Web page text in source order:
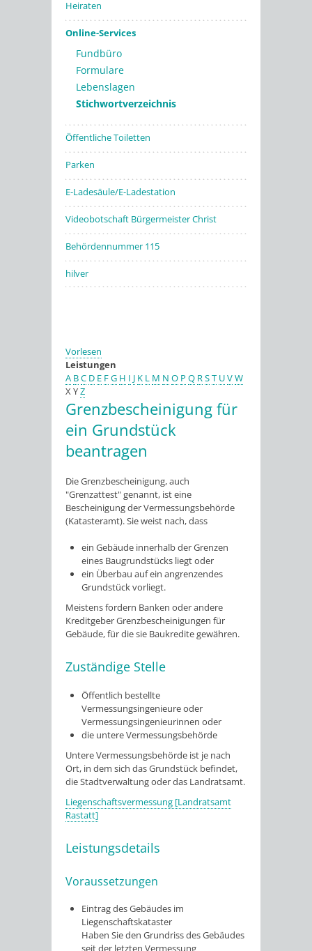
Heiraten
Online-Services
Fundbüro
Formulare
Lebenslagen
Stichwortverzeichnis
Öffentliche Toiletten
Parken
E-Ladesäule/E-Ladestation
Videobotschaft Bürgermeister Christ
Behördennummer 115
hilver
Vorlesen
Leistungen
A BC D E FG H I J K L M N O P Q RST UVW
XYZ
Grenzbescheinigung für
ein Grundstück
beantragen
Die Grenzbescheinigung, auch
"Grenzattest" genannt, ist eine
Bescheinigung der Vermessungsbehörde
(Katasteramt). Sie weist nach, dass
ein Gebäude innerhalb der Grenzen
eines Baugrundstücks liegt oder
ein Überbau auf ein angrenzendes
Grundstück vorliegt.
Meistens fordern Banken oder andere
Kreditgeber Grenzbescheinigungen für
Gebäude, für die sie Baukredite gewähren.
Zuständige Stelle
Öffentlich bestellte
Vermessungsingenieure oder
Vermessungsingenieurinnen oder
die untere Vermessungsbehörde
Untere Vermessungsbehörde ist je nach
Ort, in dem sich das Grundstück befindet,
die Stadtverwaltung oder das Landratsamt.
Liegenschaftsvermessung [Landratsamt
Rastatt]
Leistungsdetails
Voraussetzungen
Eintrag des Gebäudes im
Liegenschaftskataster
Haben Sie den Grundriss des Gebäudes
seit der letzten Vermessung